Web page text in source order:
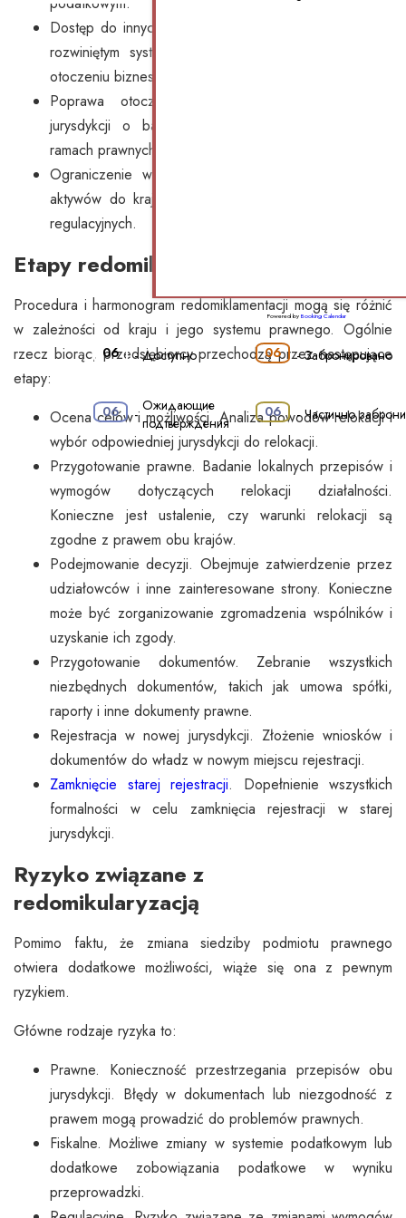
Dostęp do innych rynków. Wejście na rynki o bardziej
rozwiniętym systemie finansowym lub korzystniejszym
otoczeniu biznesowym.
Poprawa otoczenia prawnego. Przeniesienie do
jurysdykcji o bardziej stabilnych i przewidywalnych
ramach prawnych.
Ograniczenie wymogów regulacyjnych. Przeniesienie
aktywów do kraju o mniej rygorystycznych wymogach
regulacyjnych.
Etapy redomikulacji
Procedura i harmonogram redomiklamentacji mogą się różnić
w zależności od kraju i jego systemu prawnego. Ogólnie
rzecz biorąc, przedsiębiorcy przechodzą przez następujące
etapy:
Ocena celów i możliwości. Analiza powodów relokacji i
wybór odpowiedniej jurysdykcji do relokacji.
Przygotowanie prawne. Badanie lokalnych przepisów i
wymogów dotyczących relokacji działalności.
Konieczne jest ustalenie, czy warunki relokacji są
zgodne z prawem obu krajów.
Podejmowanie decyzji. Obejmuje zatwierdzenie przez
udziałowców i inne zainteresowane strony. Konieczne
może być zorganizowanie zgromadzenia wspólników i
uzyskanie ich zgody.
Przygotowanie dokumentów. Zebranie wszystkich
niezbędnych dokumentów, takich jak umowa spółki,
raporty i inne dokumenty prawne.
Rejestracja w nowej jurysdykcji. Złożenie wniosków i
dokumentów do władz w nowym miejscu rejestracji.
Zamknięcie starej rejestracji. Dopełnienie wszystkich
formalności w celu zamknięcia rejestracji w starej
jurysdykcji.
Ryzyko związane z
redomikularyzacją
Pomimo faktu, że zmiana siedziby podmiotu prawnego
otwiera dodatkowe możliwości, wiąże się ona z pewnym
ryzykiem.
Główne rodzaje ryzyka to:
Prawne. Konieczność przestrzegania przepisów obu
jurysdykcji. Błędy w dokumentach lub niezgodność z
prawem mogą prowadzić do problemów prawnych.
Fiskalne. Możliwe zmiany w systemie podatkowym lub
dodatkowe zobowiązania podatkowe w wyniku
przeprowadzki.
Powered byBooking Calendar
06 - Доступно 06 - Забронировано
06 - Ожидающие
подтверждения
·
06 - Частично